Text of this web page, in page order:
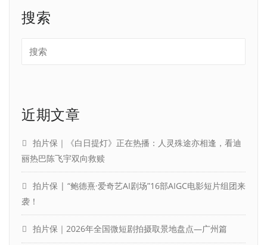
搜索
近期文章
拍片保｜《白日提灯》正在热播：人灵殊途亦相逢，看迪
丽热巴陈飞宇双向救赎
拍片保 | “鲍德熹·爱奇艺AI剧场”16部AIGC电影短片组团来
袭！
拍片保｜2026年全国微短剧拍摄取景地盘点—广州篇